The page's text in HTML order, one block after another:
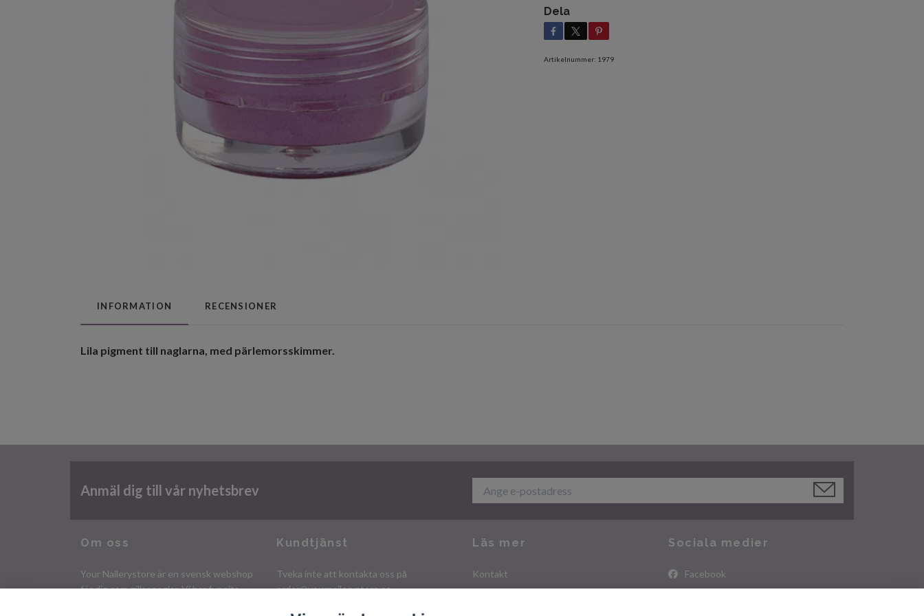
Dela
Artikelnummer: 1979
INFORMATION RECENSIONER
Lila pigment till naglarna, med pärlemorsskimmer.
Anmäl dig till vår nyhetsbrev
Om oss
Your Nailerystore är en svensk webshop
för dig som gillar naglar. Vi har funnits
Kundtjänst
Tveka inte att kontakta oss på
order@yournailerystore.se
Läs mer
Kontakt
Sociala medier
Facebook